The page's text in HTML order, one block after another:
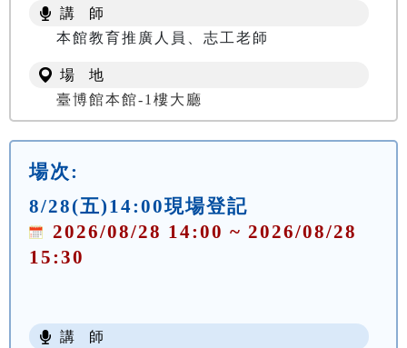
講 師
本館教育推廣人員、志工老師
場 地
臺博館本館-1樓大廳
場次:
8/28(五)14:00現場登記
2026/08/28 14:00 ~ 2026/08/28
15:30
講 師